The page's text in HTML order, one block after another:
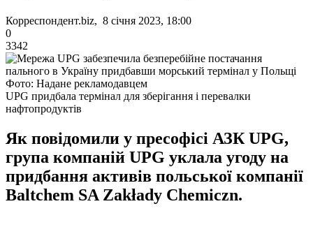
Корреспондент.biz, 8 січня 2023, 18:00
0
3342
Фото: Надане рекламодавцем
UPG придбала термінал для зберігання і перевалки
нафтопродуктів
Як повідомили у пресофісі АЗК UPG,
група компаній UPG уклала угоду на
придбання активів польської компанії
Baltchem SA Zakłady Chemiczn.